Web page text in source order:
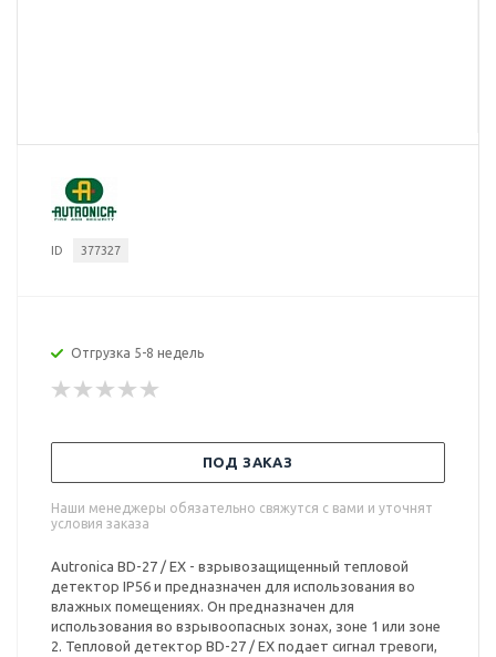
ID 377327
Отгрузка 5-8 недель
ПОД ЗАКАЗ
Наши менеджеры обязательно свяжутся с вами и уточнят
условия заказа
Autronica BD-27 / EX - взрывозащищенный тепловой
детектор IP56 и предназначен для использования во
влажных помещениях. Он предназначен для
использования во взрывоопасных зонах, зоне 1 или зоне
2. Тепловой детектор BD-27 / EX подает сигнал тревоги,